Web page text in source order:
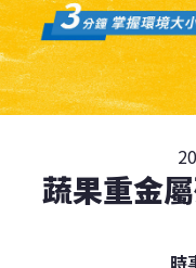
蔬果重金
時